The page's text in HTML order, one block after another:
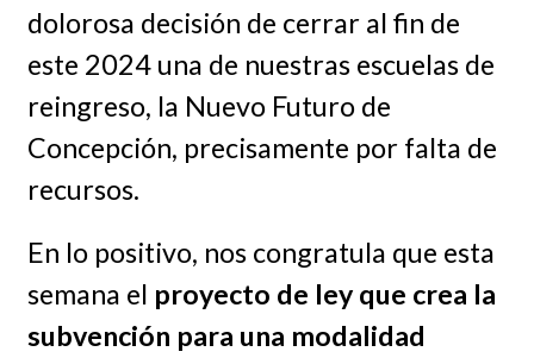
dolorosa decisión de cerrar al fin de
este 2024 una de nuestras escuelas de
reingreso, la Nuevo Futuro de
Concepción, precisamente por falta de
recursos.
En lo positivo, nos congratula que esta
semana el proyecto de ley que crea la
subvención para una modalidad